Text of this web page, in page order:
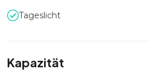
Tageslicht
Kapazität